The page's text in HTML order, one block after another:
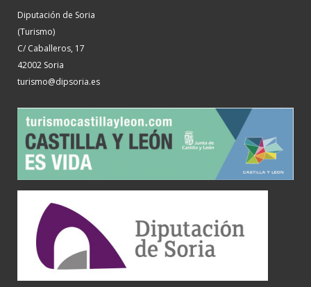
Diputación de Soria
(Turismo)
C/ Caballeros, 17
42002 Soria
turismo@dipsoria.es